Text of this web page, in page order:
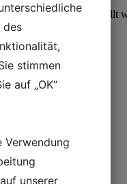
Feinschleifen hergestellt
Rhacoverwendet wird.
des
stimmen
auf „OK“
Verwendung
unserer